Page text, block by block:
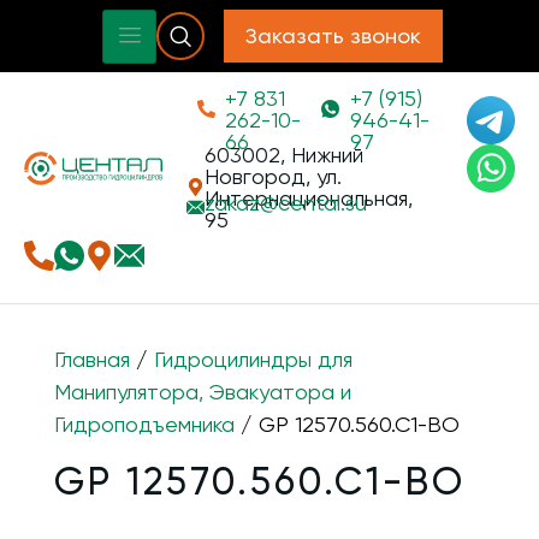
Заказать звонок
+7 831
262-10-
66
+7 (915)
946-41-
97
603002, Нижний
Новгород, ул.
Интернациональная,
95
zakaz@cental.su
Главная / Гидроцилиндры для
Манипулятора, Эвакуатора и
Гидроподъемника / GP 12570.560.C1-ВО
GP 12570.560.C1-ВО